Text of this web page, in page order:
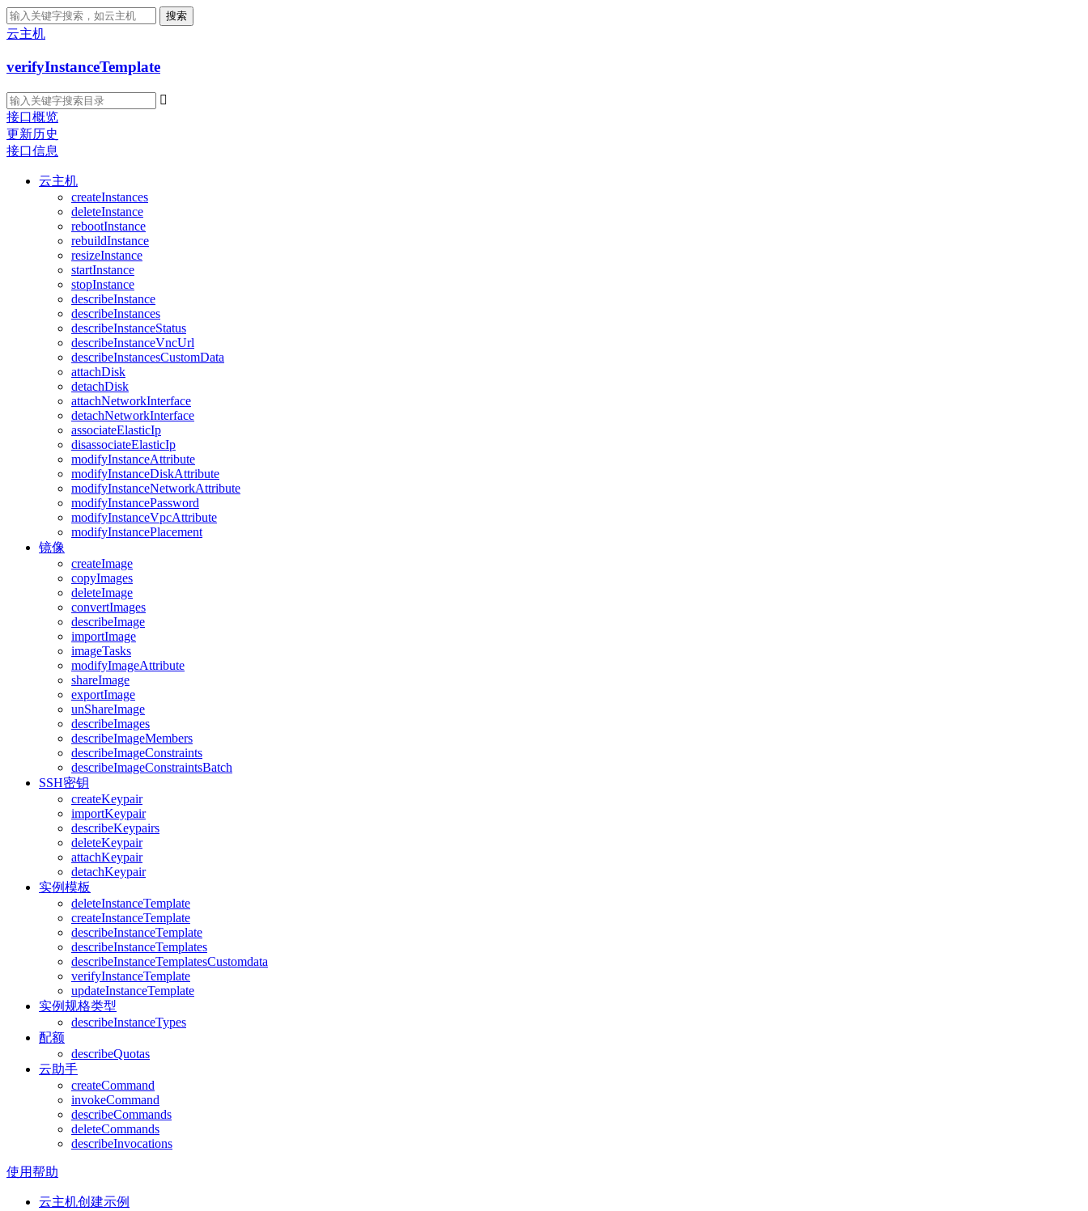
搜索
云主机
verifyInstanceTemplate

接口概览
更新历史
接口信息
云主机
createInstances
deleteInstance
rebootInstance
rebuildInstance
resizeInstance
startInstance
stopInstance
describeInstance
describeInstances
describeInstanceStatus
describeInstanceVncUrl
describeInstancesCustomData
attachDisk
detachDisk
attachNetworkInterface
detachNetworkInterface
associateElasticIp
disassociateElasticIp
modifyInstanceAttribute
modifyInstanceDiskAttribute
modifyInstanceNetworkAttribute
modifyInstancePassword
modifyInstanceVpcAttribute
modifyInstancePlacement
镜像
createImage
copyImages
deleteImage
convertImages
describeImage
importImage
imageTasks
modifyImageAttribute
shareImage
exportImage
unShareImage
describeImages
describeImageMembers
describeImageConstraints
describeImageConstraintsBatch
SSH密钥
createKeypair
importKeypair
describeKeypairs
deleteKeypair
attachKeypair
detachKeypair
实例模板
deleteInstanceTemplate
createInstanceTemplate
describeInstanceTemplate
describeInstanceTemplates
describeInstanceTemplatesCustomdata
verifyInstanceTemplate
updateInstanceTemplate
实例规格类型
describeInstanceTypes
配额
describeQuotas
云助手
createCommand
invokeCommand
describeCommands
deleteCommands
describeInvocations
使用帮助
云主机创建示例